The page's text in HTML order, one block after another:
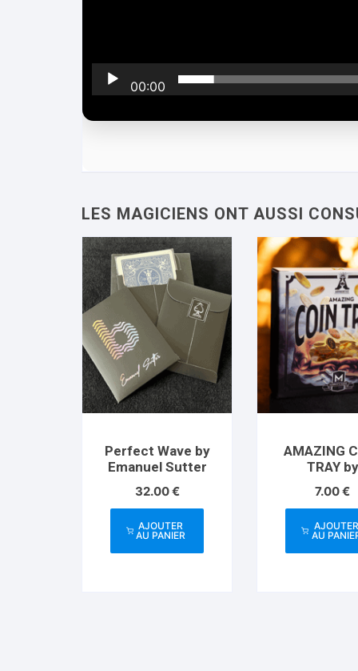
00:00
Perfect Wave by
Emanuel Sutter
32.00€
AJOUTER
AU PANIER
AMAZING
TRAY by
Apprentice
– Trick
7.00€
AJOUTER
AU